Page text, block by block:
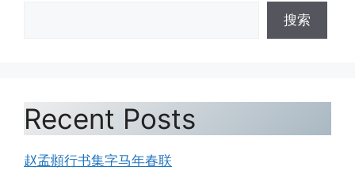
搜索
Recent Posts
赵孟頫行书集字马年春联